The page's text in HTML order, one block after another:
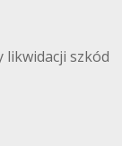
likwidacji szkód